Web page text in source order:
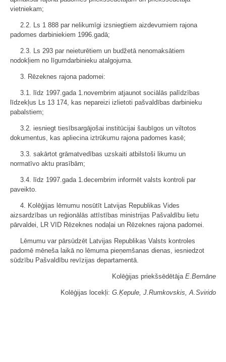
vietniekam;
2.2. Ls 1 888 par nelikumīgi izsniegtiem aizdevumiem rajona
padomes darbiniekiem 1996.gadā;
2.3. Ls 293 par neieturētiem un budžetā nenomaksātiem
nodokļiem no līgumdarbinieku atalgojuma.
3. Rēzeknes rajona padomei:
3.1. līdz 1997.gada 1.novembrim atjaunot sociālās palīdzības
līdzekļus Ls 13 174, kas nepareizi izlietoti pašvaldības darbinieku
pabalstiem;
3.2. iesniegt tiesībsargājošai institūcijai šaubīgos un viltotos
dokumentus, kas apliecina iztrūkumu rajona padomes kasē;
3.3. sakārtot grāmatvedības uzskaiti atbilstoši likumu un
normatīvo aktu prasībām;
3.4. līdz 1997.gada 1.decembrim informēt valsts kontroli par
paveikto.
4. Kolēģijas lēmumu nosūtīt Latvijas Republikas Vides
aizsardzības un reģionālās attīstības ministrijas Pašvaldību lietu
pārvaldei, LR VID Rēzeknes nodaļai un Rēzeknes rajona padomei.
Lēmumu var pārsūdzēt Latvijas Republikas Valsts kontroles
padomē mēneša laikā no lēmuma pieņemšanas dienas, iesniedzot
sūdzību Pašvaldību revīzijas departamentā.
Kolēģijas priekšsēdētāja E.Bernāne
Kolēģijas locekļi: G.Ķepule, J.Rumkovskis, A.Svirido